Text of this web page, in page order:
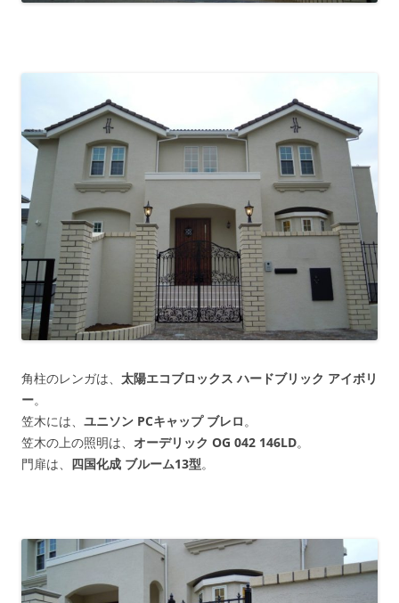
角柱のレンガは、 太陽エコブロックス ハードブリック アイボリ
ー。
笠木には、 ユニソン PCキャップ ブレロ 。
笠木の上の照明は、 オーデリック OG 042 146LD。
門扉は、 四国化成 ブルーム13型。